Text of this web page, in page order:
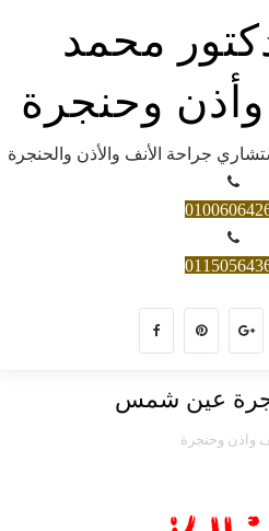
محمد
وأذن وحنجرة
جراحة الأنف والأذن والحنجرة
عين شمس
واذن وحنجرة